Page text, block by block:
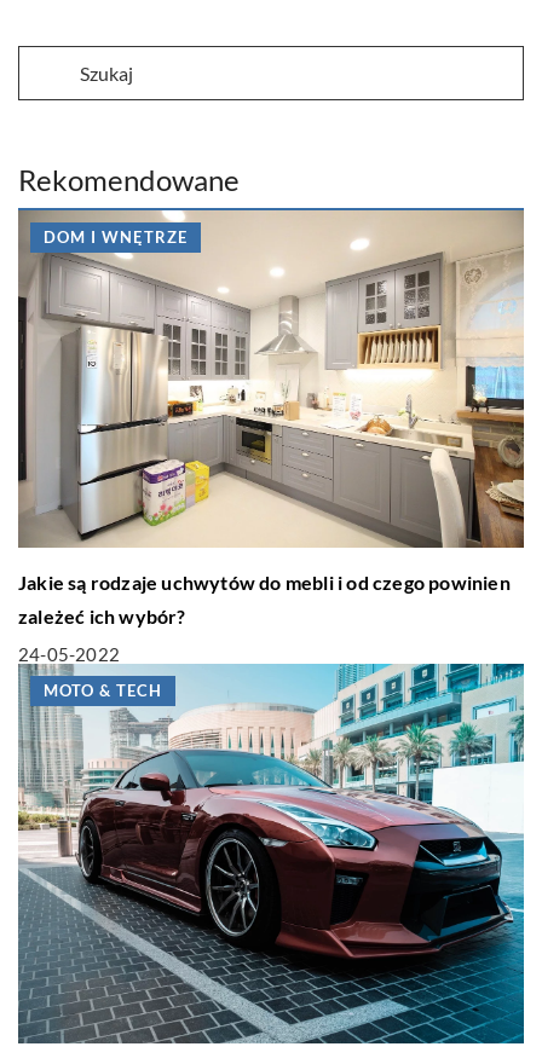
Rekomendowane
DOM I WNĘTRZE
Jakie są rodzaje uchwytów do mebli i od czego powinien
zależeć ich wybór?
24-05-2022
MOTO & TECH